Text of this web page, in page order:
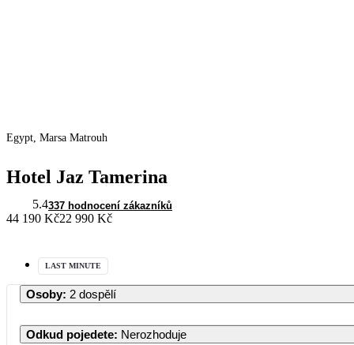
Egypt, Marsa Matrouh
Hotel Jaz Tamerina
5.4337 hodnocení zákazníků
44 190 Kč22 990 Kč
LAST MINUTE
Osoby: 2 dospělí
Odkud pojedete: Nerozhoduje